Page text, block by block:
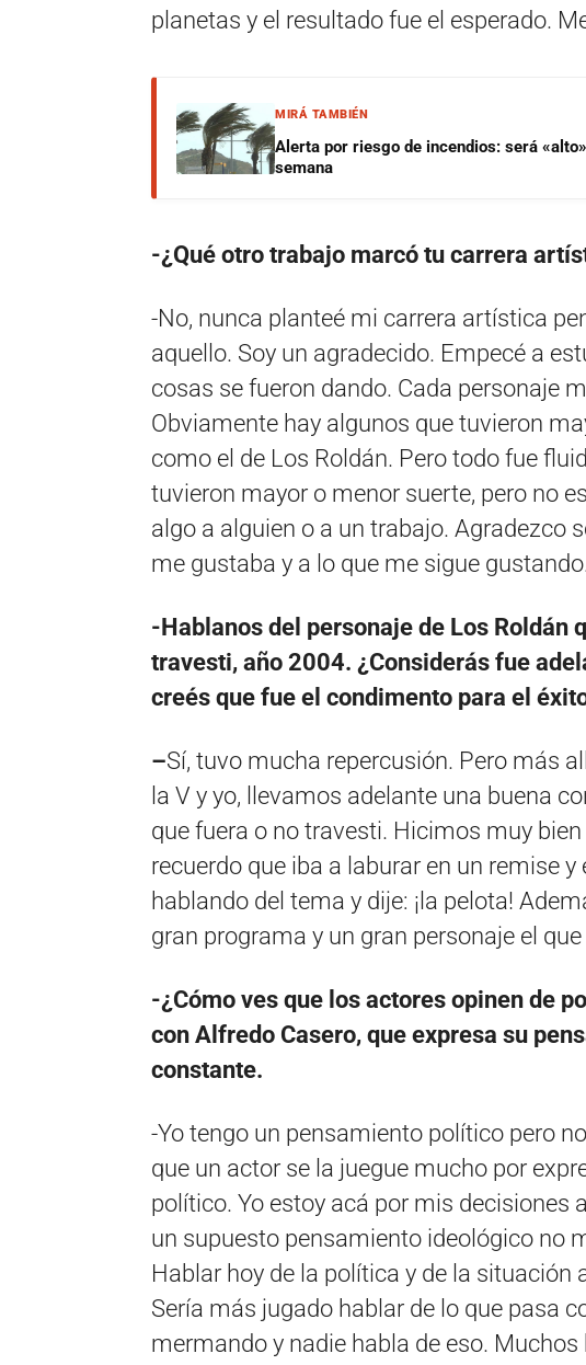
planetas y el resultado fue el esperado.
MIRÁ TAMBIÉN
Alerta por riesgo de incendios: será
semana
-¿Qué otro trabajo marcó tu carrera
-No, nunca planteé mi carrera artística
aquello. Soy un agradecido. Empecé a
cosas se fueron dando. Cada personaje
Obviamente hay algunos que tuvieron
como el de Los Roldán. Pero todo fue
tuvieron mayor o menor suerte, pero no
algo a alguien o a un trabajo. Agradezco
me gustaba y a lo que me sigue
-Hablanos del personaje de Los Roldán
travesti, año 2004. ¿Considerás fue
creés que fue el condimento para el
–Sí, tuvo mucha repercusión. Pero más
la V y yo, llevamos adelante una buena
que fuera o no travesti. Hicimos muy
recuerdo que iba a laburar en un remise
hablando del tema y dije: ¡la pelota!
gran programa y un gran personaje el
-¿Cómo ves que los actores opinen de
con Alfredo Casero, que expresa su
constante.
-Yo tengo un pensamiento político pero
que un actor se la juegue mucho por
político. Yo estoy acá por mis decisiones
un supuesto pensamiento ideológico no
Hablar hoy de la política y de la situación
Sería más jugado hablar de lo que pasa
mermando y nadie habla de eso.